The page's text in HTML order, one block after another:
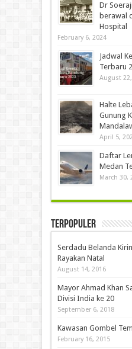
Dr
berawal
Hospital
February 6, 2024
Jadwal
Terbaru
August
Halte
Gunung
April 5,
Daftar
Medan
March 30,
Terpopuler
Serdadu Belanda
Rayakan Natal
August 14, 2016
Mayor Ahmad Khan
Divisi India ke 20
September 6, 2018
Kawasan Gombel
February 16, 2015